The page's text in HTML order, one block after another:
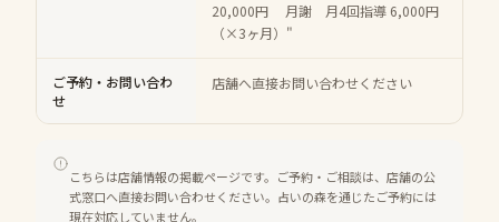
20,000円 月謝 月4回指導 6,000円
（×3ヶ月）"
ご予約・お問い合わ
せ
店舗へ直接お問い合わせください
こちらは店舗情報の掲載ページです。ご予約・ご相談は、店舗の公
式窓口へ直接お問い合わせください。占いの森を通じたご予約には
現在対応していません。